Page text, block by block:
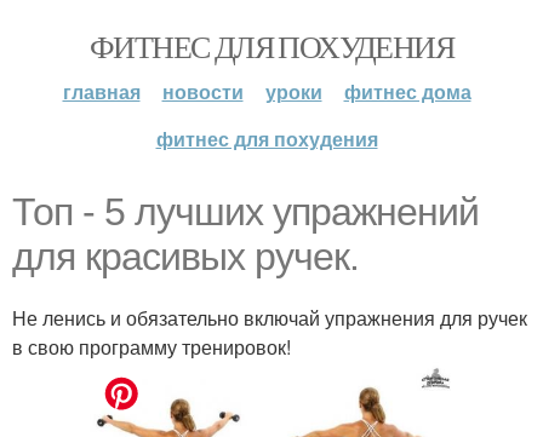
ФИТНЕС ДЛЯ ПОХУДЕНИЯ
главная новости уроки
фитнес дома
фитнес для похудения
Топ - 5 лучших упражнений
для красивых ручек.
Не ленись и обязательно включай упражнения для ручек
в свою программу тренировок!